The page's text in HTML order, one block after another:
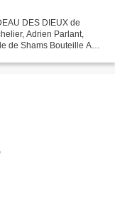
DES DIEUX de
Adrien Parlant,
de Shams Bouteille Au